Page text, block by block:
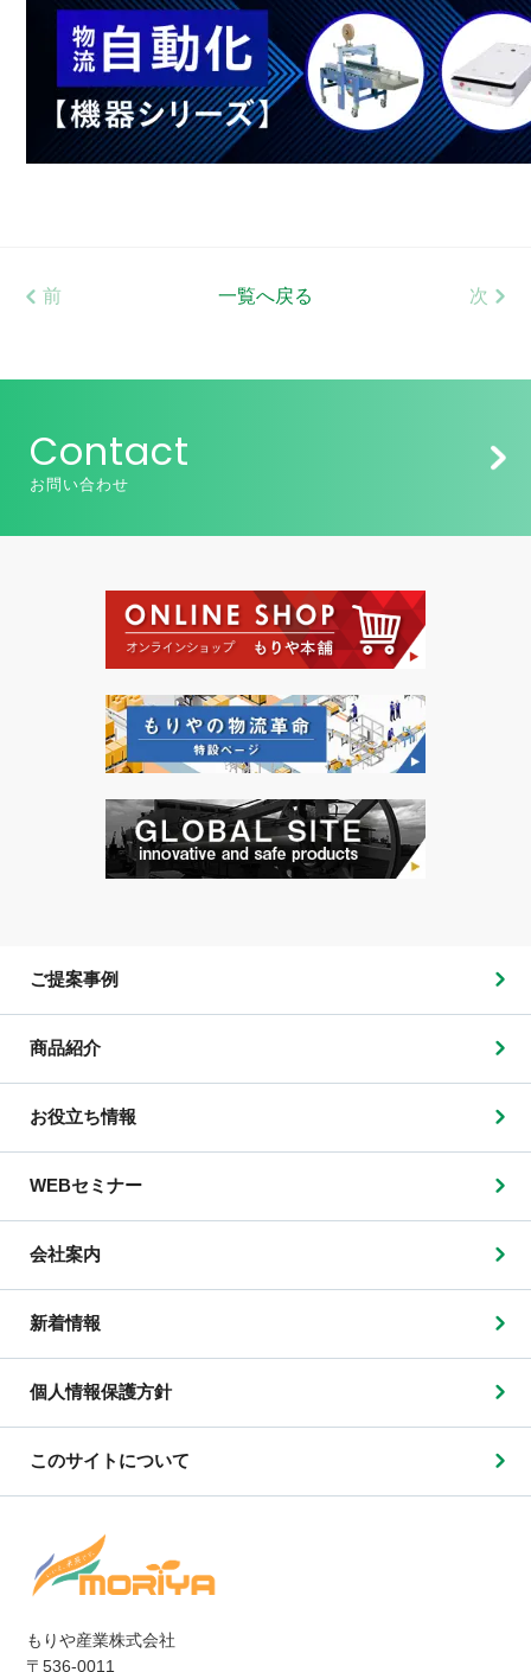
前 一覧へ戻る 次
Contact
お問い合わせ
もりや産業株式会社
〒536-0011
ご提案事例
商品紹介
お役立ち情報
WEBセミナー
会社案内
新着情報
個人情報保護方針
このサイトについて